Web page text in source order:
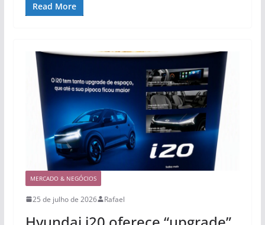
Read More
MERCADO & NEGÓCIOS
25 de julho de 2026 Rafael